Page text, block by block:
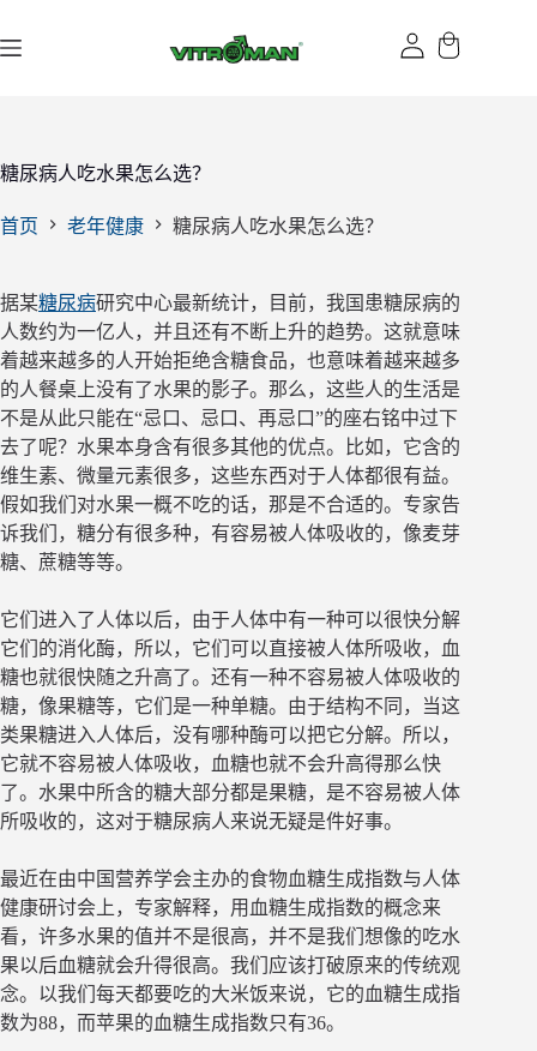
过
糖尿病人吃水果怎么选？
首页 老年健康 糖尿病人吃水果怎么选？
据某糖尿病研究中心最新统计，目前，我国患糖尿病的
人数约为一亿人，并且还有不断上升的趋势。这就意味
着越来越多的人开始拒绝含糖食品，也意味着越来越多
的人餐桌上没有了水果的影子。那么，这些人的生活是
不是从此只能在“忌口、忌口、再忌口”的座右铭中过下
去了呢？水果本身含有很多其他的优点。比如，它含的
维生素、微量元素很多，这些东西对于人体都很有益。
假如我们对水果一概不吃的话，那是不合适的。专家告
诉我们，糖分有很多种，有容易被人体吸收的，像麦芽
糖、蔗糖等等。
它们进入了人体以后，由于人体中有一种可以很快分解
它们的消化酶，所以，它们可以直接被人体所吸收，血
糖也就很快随之升高了。还有一种不容易被人体吸收的
糖，像果糖等，它们是一种单糖。由于结构不同，当这
类果糖进入人体后，没有哪种酶可以把它分解。所以，
它就不容易被人体吸收，血糖也就不会升高得那么快
了。水果中所含的糖大部分都是果糖，是不容易被人体
所吸收的，这对于糖尿病人来说无疑是件好事。
最近在由中国营养学会主办的食物血糖生成指数与人体
健康研讨会上，专家解释，用血糖生成指数的概念来
看，许多水果的值并不是很高，并不是我们想像的吃水
果以后血糖就会升得很高。我们应该打破原来的传统观
念。以我们每天都要吃的大米饭来说，它的血糖生成指
数为88，而苹果的血糖生成指数只有36。